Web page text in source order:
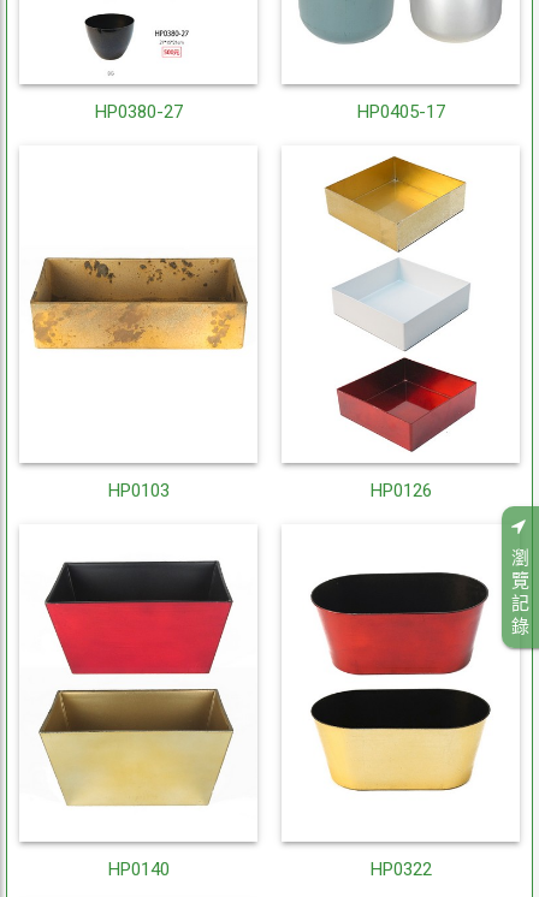
HP0380-27 HP0405-17
HP0103 HP0126
HP0140 HP0322
瀏
覽
記
錄